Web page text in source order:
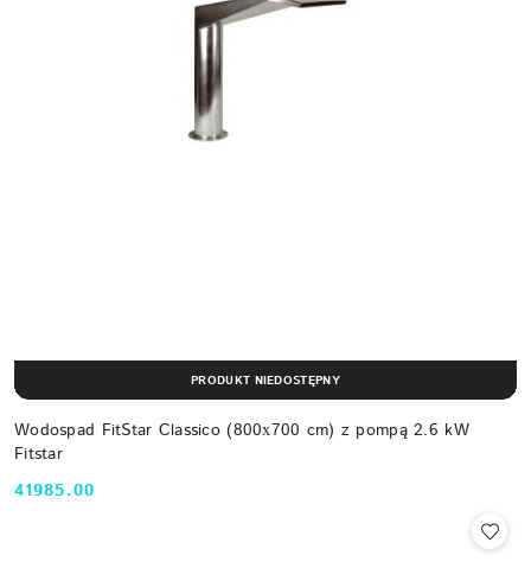
Wodospad FitStar Classico (800х700 cm) z pompą 2.6 kW
Fitstar
Cena:
41985.00
PRODUKT NIEDOSTĘPNY